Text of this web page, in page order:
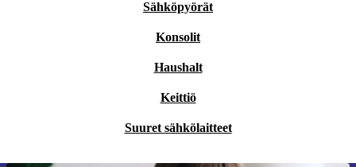
Sähköpyörät
Konsolit
Haushalt
Keittiö
Suuret sähkölaitteet